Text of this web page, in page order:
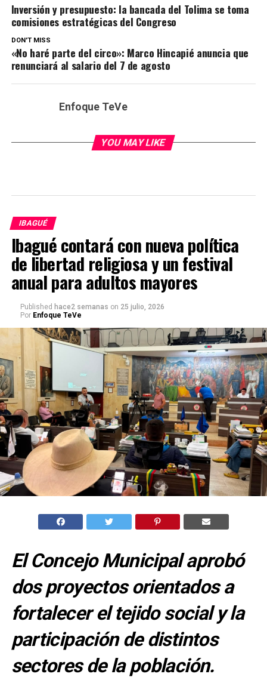
Inversión y presupuesto: la bancada del Tolima se toma
comisiones estratégicas del Congreso
DON'T MISS
«No haré parte del circo»: Marco Hincapié anuncia que
renunciará al salario del 7 de agosto
Enfoque TeVe
YOU MAY LIKE
IBAGUÉ
Ibagué contará con nueva política
de libertad religiosa y un festival
anual para adultos mayores
Published hace2 semanas on 25 julio, 2026
Por Enfoque TeVe
El Concejo Municipal aprobó
dos proyectos orientados a
fortalecer el tejido social y la
participación de distintos
sectores de la población.